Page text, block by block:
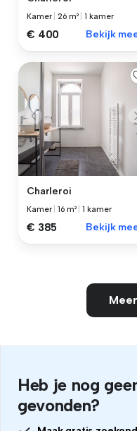
Kamer |26 m² |1 kamer
€ 400 Bekijk
Charleroi
Kamer |16 m² |1 kamer
€ 385 Bekijk
Heb je nog
gevonden?